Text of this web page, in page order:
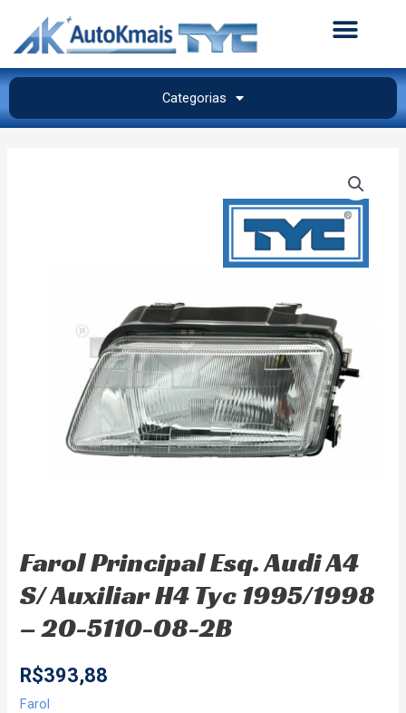
Categorias
Farol Principal Esq. Audi A4
S/ Auxiliar H4 Tyc 1995/1998
– 20-5110-08-2B
R$393,88
Farol